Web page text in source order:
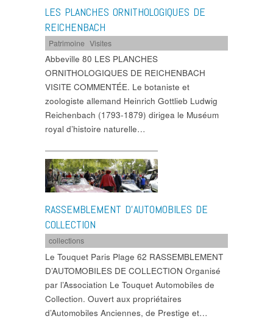
LES PLANCHES ORNITHOLOGIQUES DE
REICHENBACH
Patrimoine ,Visites
Abbeville 80 LES PLANCHES
ORNITHOLOGIQUES DE REICHENBACH
VISITE COMMENTÉE. Le botaniste et
zoologiste allemand Heinrich Gottlieb Ludwig
Reichenbach (1793-1879) dirigea le Muséum
royal d’histoire naturelle…
RASSEMBLEMENT D’AUTOMOBILES DE
COLLECTION
collections
Le Touquet Paris Plage 62 RASSEMBLEMENT
D’AUTOMOBILES DE COLLECTION Organisé
par l’Association Le Touquet Automobiles de
Collection. Ouvert aux propriétaires
d’Automobiles Anciennes, de Prestige et…